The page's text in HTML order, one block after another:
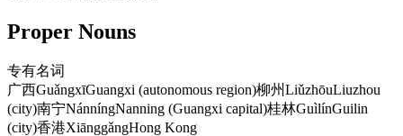
Proper Nouns
专有名词
广西GuǎngxīGuangxi (autonomous region)柳州LiǔzhōuLiuzhou
(city)南宁NánníngNanning (Guangxi capital)桂林GuìlínGuilin
(city)香港XiānggǎngHong Kong